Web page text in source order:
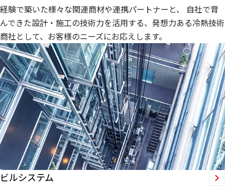
経験で築いた様々な関連商材や連携パートナーと、 自社で育
んできた設計・施工の技術力を活用する、発想力ある冷熱技術
商社として、お客様のニーズにお応えします。
ビルシステム